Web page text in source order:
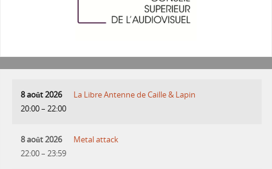
8 août 2026
20:00– 22:00
La Libre Antenne de Caille & Lapin
8 août 2026
22:00– 23:59
Metal attack